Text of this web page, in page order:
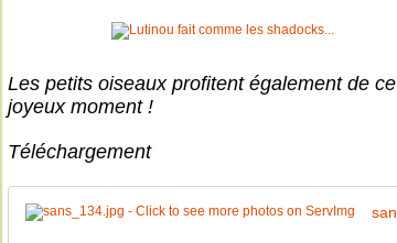
Les petits oiseaux profitent également de ce
joyeux moment !
Téléchargement